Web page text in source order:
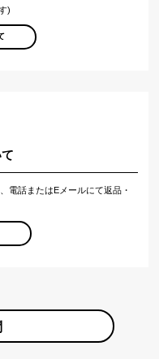
)
電話またはEメールにて返品・